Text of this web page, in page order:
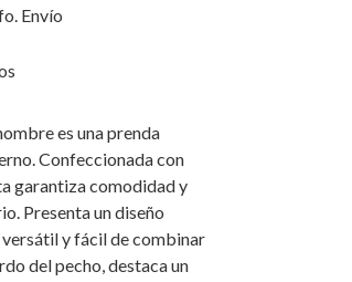
Envío
es una prenda
Confeccionada con
garantiza comodidad y
Presenta un diseño
y fácil de combinar
del pecho, destaca un